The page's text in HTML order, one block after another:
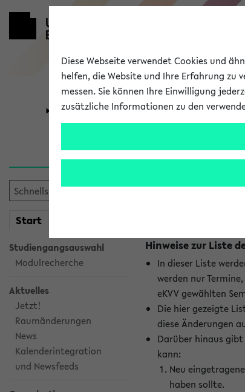
Universität Forschung
Start
Studiengangsauswahl
Modulrecherche
Aktuelles
Jetzt!
Raumänderungen
News
Kalenderintegration
und Newsfeeds
Hinweise zur Liste
In dieser Liste
werden nur
eKVV gewählten
Die hier gezeigte
diese Änderungen
Darüber hinaus gibt
kann:
Neu
haben sollte.
Diese Webseite verwendet Cookies und
helfen, die Website und Ihre Erfahrung zu
messen. Sie können Ihre Einwilligung
zusätzliche Informationen zu den